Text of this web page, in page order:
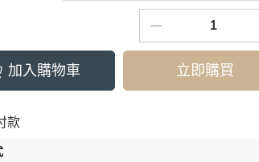
加入購物車 立即購買
款